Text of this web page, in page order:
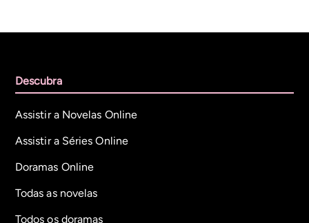
Descubra
Assistir a Novelas Online
Assistir a Séries Online
Doramas Online
Todas as novelas
Todos os doramas